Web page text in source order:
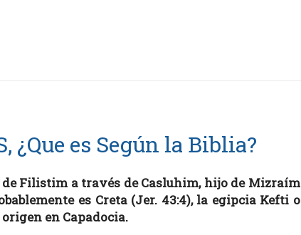
¿Que es Según la Biblia?
de Filistim a través de Casluhim, hijo de Mizraím
es Creta (Jer. 43:4), la egipcia Kefti o
en Capadocia.